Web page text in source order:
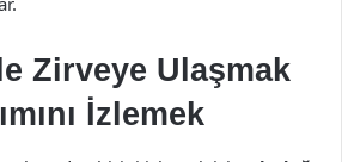
Zirveye Ulaşmak
İzlemek